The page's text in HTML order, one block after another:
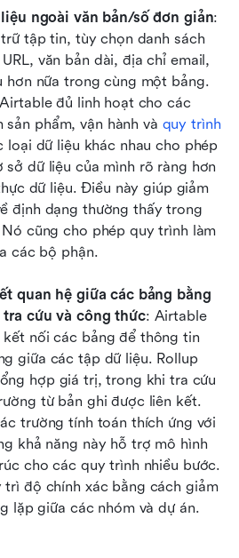
ngoài văn bản/số đơn giản:
tập tin, tùy chọn danh sách
văn bản dài, địa chỉ email,
hơn nữa trong cùng một bảng.
đủ linh hoạt cho các
phẩm, vận hành và quy trình
loại dữ liệu khác nhau cho phép
dữ liệu của mình rõ ràng hơn
dữ liệu. Điều này giúp giảm
định dạng thường thấy trong
cũng cho phép quy trình làm
các bộ phận.
quan hệ giữa các bảng bằng
cứu và công thức: Airtable
nối các bảng để thông tin
giữa các tập dữ liệu. Rollup
hợp giá trị, trong khi tra cứu
từ bản ghi được liên kết.
trường tính toán thích ứng với
khả năng này hỗ trợ mô hình
cho các quy trình nhiều bước.
độ chính xác bằng cách giảm
lặp giữa các nhóm và dự án.